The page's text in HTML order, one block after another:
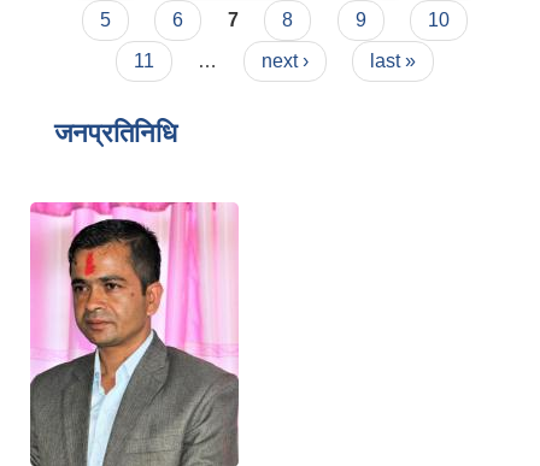
5
6 7 8 9
10
11
… next › last »
जनप्रतिनिधि